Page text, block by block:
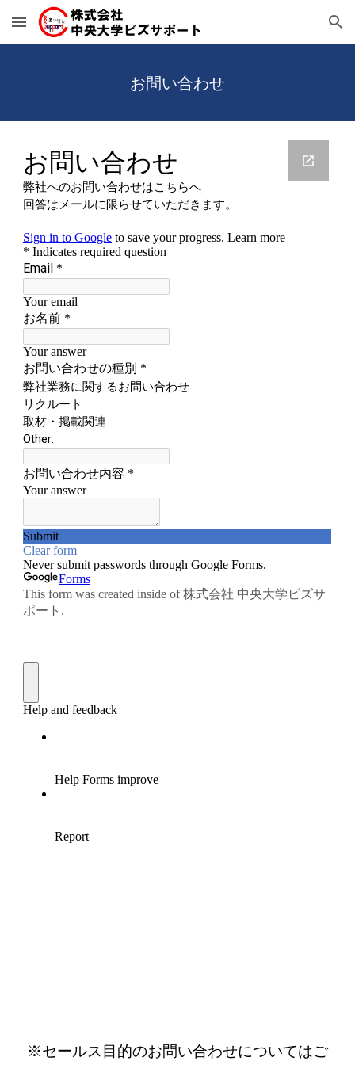
Skip to main content Skip to navigation
お問い合わせ
※セールス目的のお問い合わせについてはご